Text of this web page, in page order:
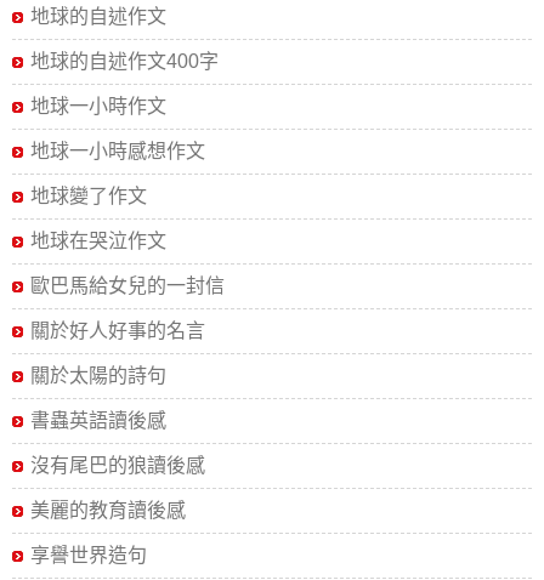
地球的自述作文
地球的自述作文400字
地球一小時作文
地球一小時感想作文
地球變了作文
地球在哭泣作文
歐巴馬給女兒的一封信
關於好人好事的名言
關於太陽的詩句
書蟲英語讀後感
沒有尾巴的狼讀後感
美麗的教育讀後感
享譽世界造句